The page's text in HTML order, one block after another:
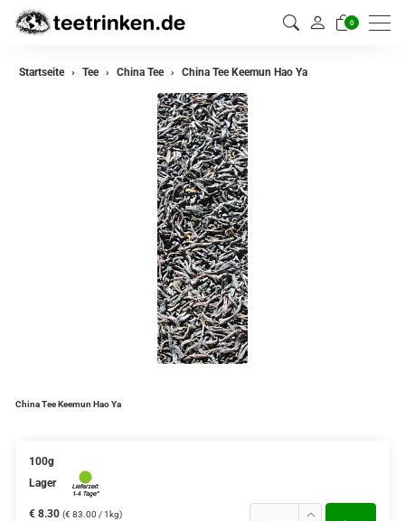
0
zurück
Teemischungen
Rooibos Tee
Startseite Tee China Tee China Tee Keemun Hao Ya
China Tee Keemun Hao Ya
100g
Lager
€ 8.30 (€ 83.00 / 1kg)